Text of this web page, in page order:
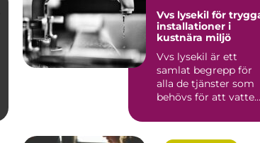
Vvs lysekil för
installationer i
kustnära miljö
Vvs lysekil är ett
samlat begrepp för
alla de tjänster som
behövs för att